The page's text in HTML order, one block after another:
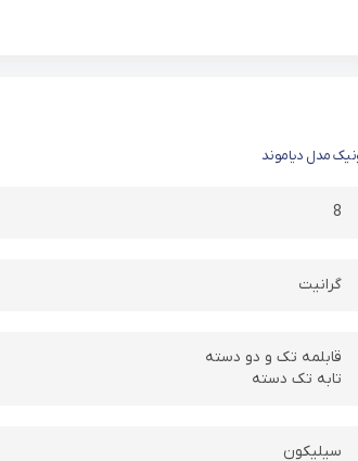
8
گرانیت
قابلمه تک و دو دسته
تابه تک دسته
سیلیکون